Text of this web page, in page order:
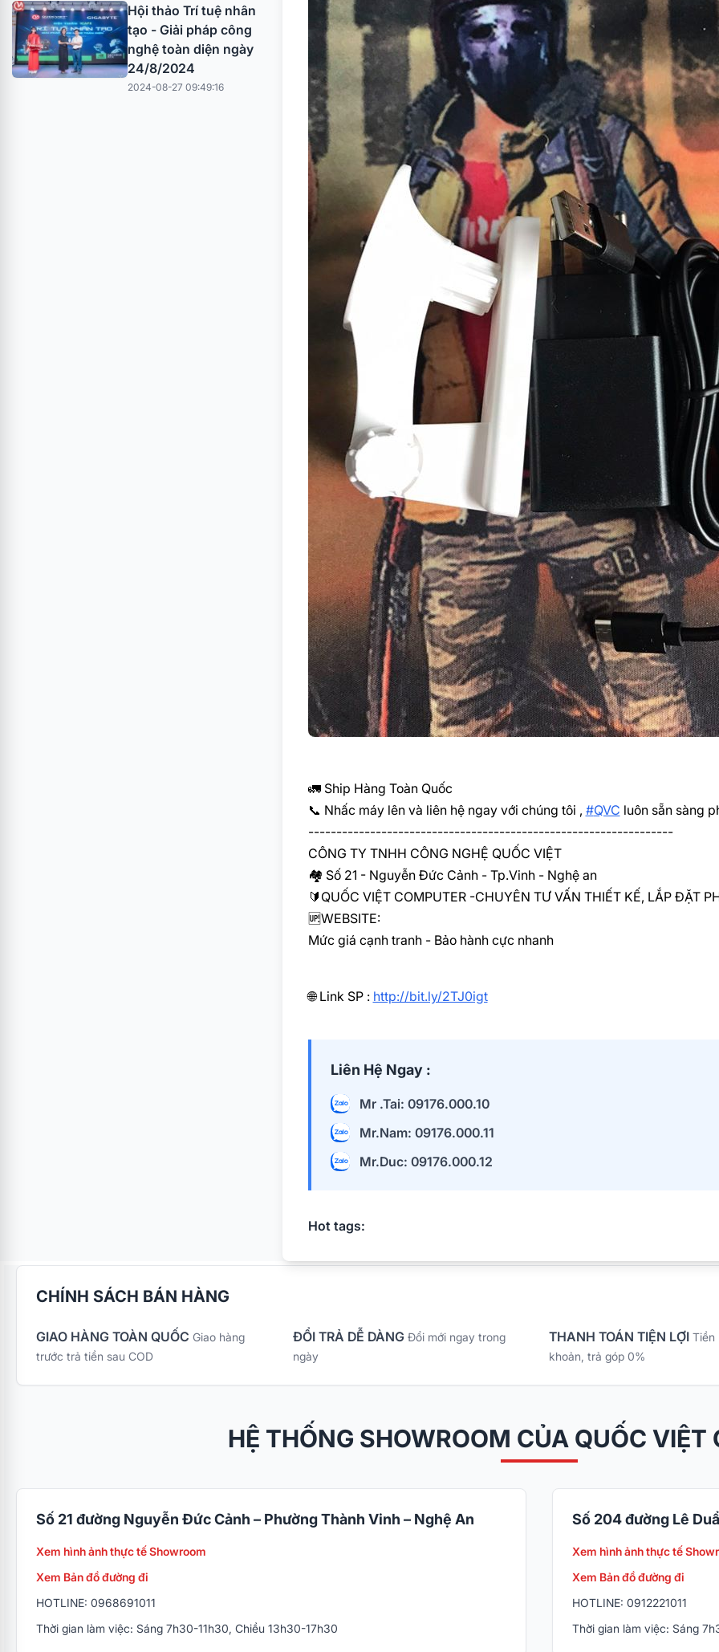
Hội thảo Trí tuệ nhân
tạo - Giải pháp công
nghệ toàn diện ngày
24/8/2024
2024-08-27 09:49:16
🚛Ship Hàng Toàn Quốc
📞 Nhấc máy lên và liên hệ ngay với chúng tôi , #QVC luôn sẵn sàng
-----------------------------------------------------------------
CÔNG TY TNHH CÔNG NGHỆ QUỐC VIỆT
🏘 Số 21 - Nguyễn Đức Cảnh - Tp.Vinh - Nghệ an
🔰 QUỐC VIỆT COMPUTER -CHUYÊN TƯ VẤN THIẾT KẾ, LẮP ĐẶT
🆙WEBSITE:
Mức giá cạnh tranh - Bảo hành cực nhanh
🌐Link SP : http://bit.ly/2TJ0igt
Liên Hệ Ngay :
Mr .Tai: 09176.000.10
Mr.Nam: 09176.000.11
Mr.Duc: 09176.000.12
Hot tags:
CHÍNH SÁCH BÁN HÀNG
GIAO HÀNG TOÀN QUỐC Giao hàng
trước trả tiền sau COD
ĐỔI TRẢ DỄ DÀNG Đổi mới ngay trong
ngày
THANH TOÁN TIỆN LỢI Tiền
khoản, trả góp 0%
HỆ THỐNG SHOWROOM CỦA QUỐC VIỆT
Số 21 đường Nguyễn Đức Cảnh – Phường Thành Vinh – Nghệ An
Xem hình ảnh thực tế Showroom
Xem Bản đồ đường đi
HOTLINE: 0968691011
Thời gian làm việc: Sáng 7h30-11h30, Chiều 13h30-17h30
Số 204 đường Lê
Xem hình ảnh thực tế
Xem Bản đồ đường đi
HOTLINE: 0912221011
Thời gian làm việc: Sáng